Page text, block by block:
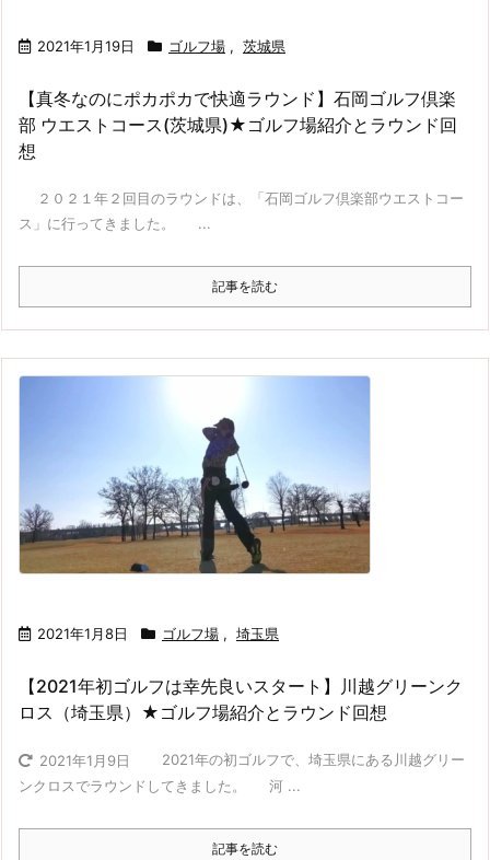
2021年1月19日 ゴルフ場 , 茨城県
【真冬なのにポカポカで快適ラウンド】石岡ゴルフ倶楽
部 ウエストコース(茨城県)★ゴルフ場紹介とラウンド回
想
２０２１年２回目のラウンドは、「石岡ゴルフ倶楽部ウエストコー
ス」に行ってきました。 ...
記事を読む
2021年1月8日 ゴルフ場 , 埼玉県
【2021年初ゴルフは幸先良いスタート】川越グリーンク
ロス（埼玉県）★ゴルフ場紹介とラウンド回想
2021年1月9日
2021年の初ゴルフで、埼玉県にある川越グリー
ンクロスでラウンドしてきました。 河 ...
記事を読む